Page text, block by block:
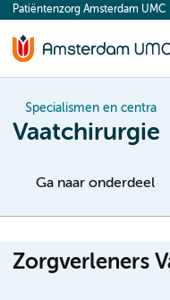
content
Patiëntenzorg Amsterdam UMC
Specialismen en centra
Vaatchirurgie
Ga naar onderdeel
Zorgverleners